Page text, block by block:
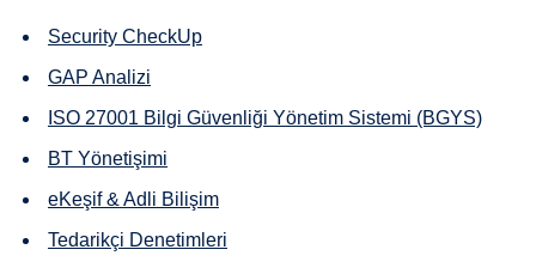
Security CheckUp
GAP Analizi
ISO 27001 Bilgi Güvenliği Yönetim Sistemi (BGYS)
BT Yönetişimi
eKeşif & Adli Bilişim
Tedarikçi Denetimleri